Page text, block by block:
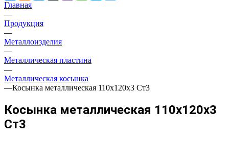
Главная
—
Продукция
—
Металлоизделия
—
Металлическая пластина
—
Металлическая косынка
—Косынка металлическая 110х120х3 Ст3
Косынка металлическая 110х120х3
Ст3